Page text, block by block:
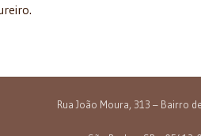
Rua João Moura, 313 – Bairro